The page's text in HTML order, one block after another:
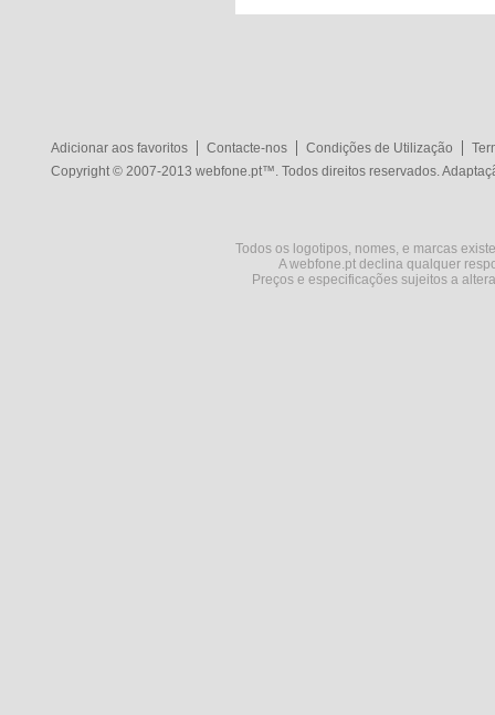
Adicionar aos favoritos Contacte-nos Condições de Utilização
Copyright © 2007-2013 webfone.pt™. Todos direitos reservados.
Todos os logotipos, nomes, e marcas
A webfone.pt declina qualquer
Preços e especificações sujeitos a